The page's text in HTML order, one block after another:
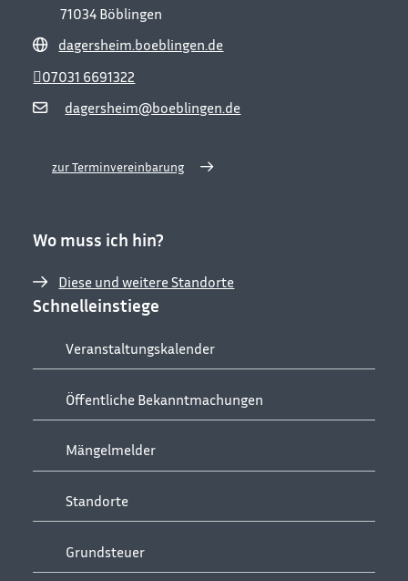
71034 Böblingen
dagersheim.boeblingen.de
dagersheim@boeblingen.de
07031 6691322
zur Terminvereinbarung
Wo muss ich hin?
Diese und weitere Standorte
Schnelleinstiege
Veranstaltungskalender
Öffentliche Bekanntmachungen
Mängelmelder
Standorte
Grundsteuer